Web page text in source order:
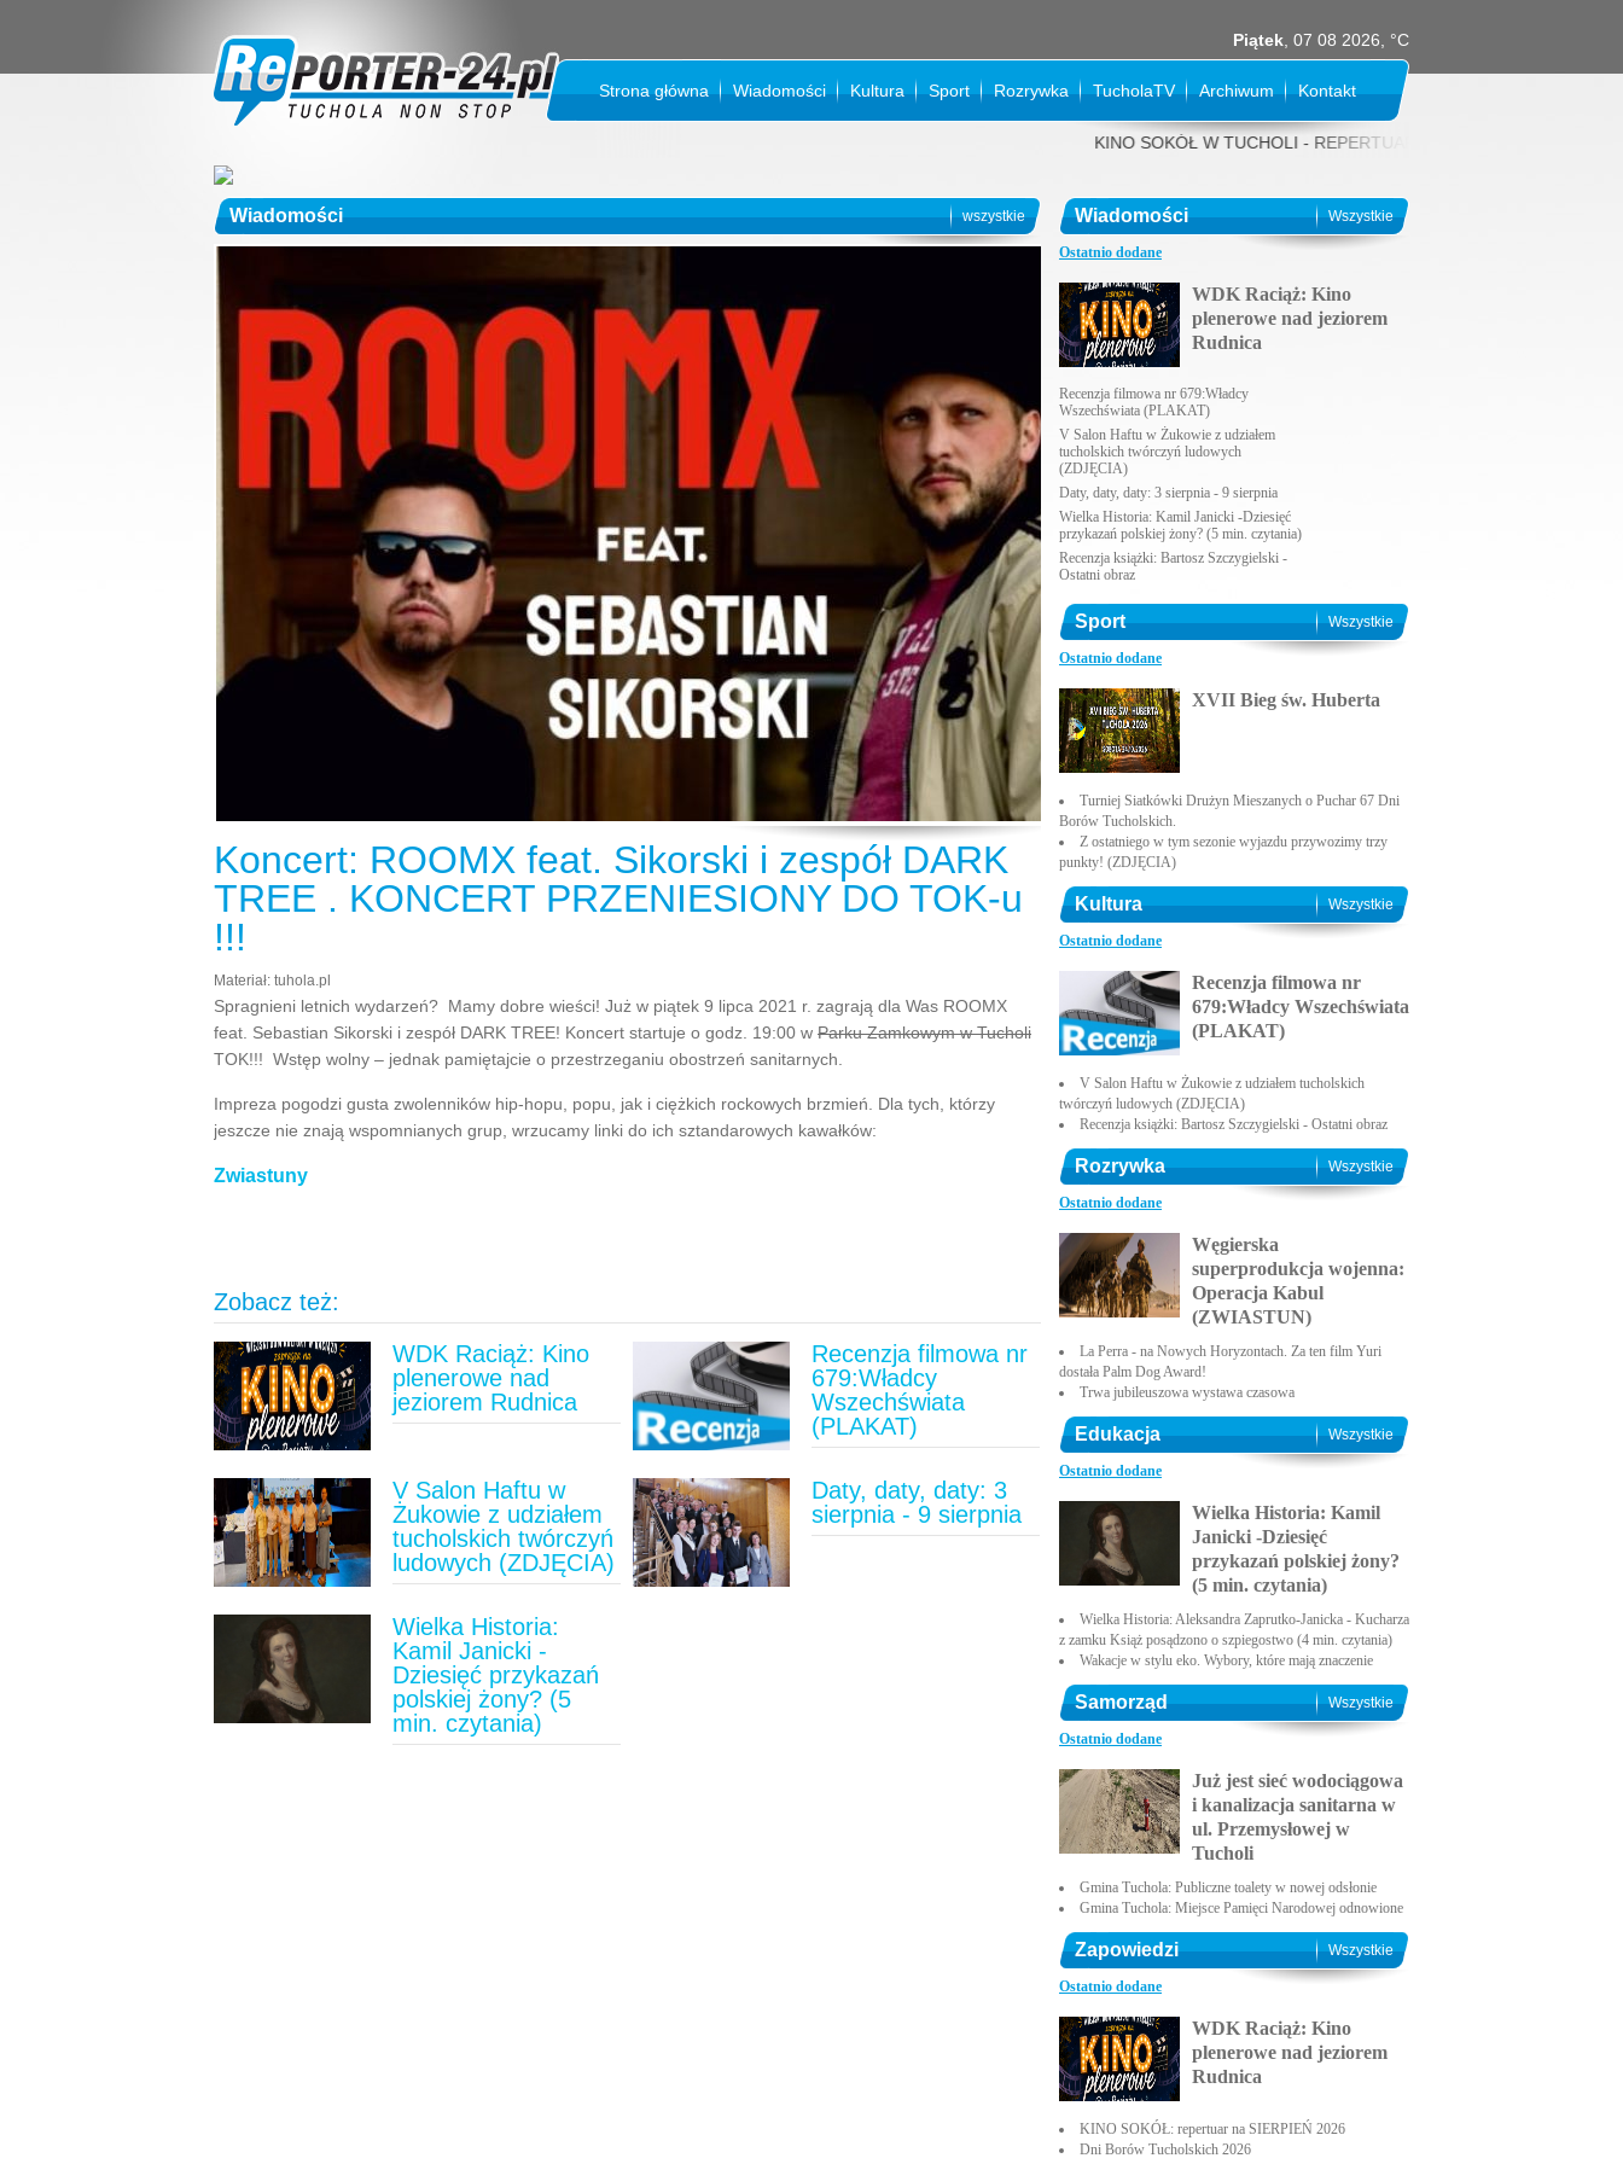
Piątek , 07 08 2026, °C
Strona główna Wiadomości Kultura Sport Rozrywka TucholaTV Archiwum Kontakt
KINO SOKÓŁ W TUCHOLI - REPERTUAR NA SIERPIEŃ 2026 rok: 31
Wiadomości wszystkie
Koncert: ROOMX feat. Sikorski i zespół DARK
TREE . KONCERT PRZENIESIONY DO TOK-u
!!!
Materiał: tuhola.pl
Spragnieni letnich wydarzeń? Mamy dobre wieści! Już w piątek 9 lipca 2021 r. zagrają dla Was ROOMX
feat. Sebastian Sikorski i zespół DARK TREE! Koncert startuje o godz. 19:00 w Parku Zamkowym w Tucholi
TOK!!! Wstęp wolny – jednak pamiętajcie o przestrzeganiu obostrzeń sanitarnych.
Impreza pogodzi gusta zwolenników hip-hopu, popu, jak i ciężkich rockowych brzmień. Dla tych, którzy
jeszcze nie znają wspomnianych grup, wrzucamy linki do ich sztandarowych kawałków:
Zwiastuny
Zobacz też:
WDK Raciąż: Kino
plenerowe nad
jeziorem Rudnica
Recenzja filmowa nr
679:Władcy
Wszechświata
(PLAKAT)
V Salon Haftu w
Żukowie z udziałem
tucholskich twórczyń
ludowych (ZDJĘCIA)
Daty, daty, daty: 3
sierpnia - 9 sierpnia
Wielka Historia:
Kamil Janicki -
Dziesięć przykazań
polskiej żony? (5
min. czytania)
Wiadomości Wszystkie
Ostatnio dodane
WDK Raciąż: Kino
plenerowe nad jeziorem
Rudnica
Recenzja filmowa nr 679:Władcy
Wszechświata (PLAKAT)
V Salon Haftu w Żukowie z udziałem
tucholskich twórczyń ludowych
(ZDJĘCIA)
Daty, daty, daty: 3 sierpnia - 9 sierpnia
Wielka Historia: Kamil Janicki -Dziesięć
przykazań polskiej żony? (5 min. czytania)
Recenzja książki: Bartosz Szczygielski -
Ostatni obraz
Sport Wszystkie
Ostatnio dodane
XVII Bieg św. Huberta
Turniej Siatkówki Drużyn Mieszanych o Puchar 67 Dni
Borów Tucholskich.
Z ostatniego w tym sezonie wyjazdu przywozimy trzy
punkty! (ZDJĘCIA)
Kultura Wszystkie
Ostatnio dodane
Recenzja filmowa nr
679:Władcy Wszechświata
(PLAKAT)
V Salon Haftu w Żukowie z udziałem tucholskich
twórczyń ludowych (ZDJĘCIA)
Recenzja książki: Bartosz Szczygielski - Ostatni obraz
Rozrywka Wszystkie
Ostatnio dodane
Węgierska
superprodukcja wojenna:
Operacja Kabul
(ZWIASTUN)
La Perra - na Nowych Horyzontach. Za ten film Yuri
dostała Palm Dog Award!
Trwa jubileuszowa wystawa czasowa
Edukacja Wszystkie
Ostatnio dodane
Wielka Historia: Kamil
Janicki -Dziesięć
przykazań polskiej żony?
(5 min. czytania)
Wielka Historia: Aleksandra Zaprutko-Janicka - Kucharza
z zamku Książ posądzono o szpiegostwo (4 min. czytania)
Wakacje w stylu eko. Wybory, które mają znaczenie
Samorząd Wszystkie
Ostatnio dodane
Już jest sieć wodociągowa
i kanalizacja sanitarna w
ul. Przemysłowej w
Tucholi
Gmina Tuchola: Publiczne toalety w nowej odsłonie
Gmina Tuchola: Miejsce Pamięci Narodowej odnowione
Zapowiedzi Wszystkie
Ostatnio dodane
WDK Raciąż: Kino
plenerowe nad jeziorem
Rudnica
KINO SOKÓŁ: repertuar na SIERPIEŃ 2026
Dni Borów Tucholskich 2026